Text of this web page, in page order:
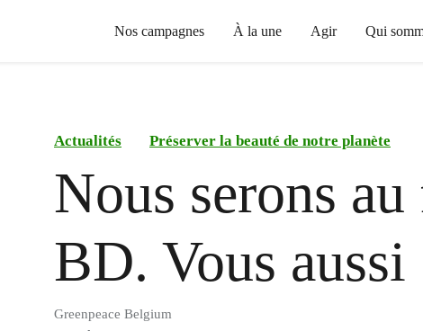
Nos campagnes À la une Agir Qui
Actualités Préserver la beauté de notre planète
Nous serons
BD. Vous aussi
Greenpeace Belgium